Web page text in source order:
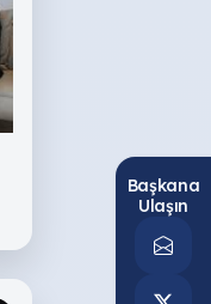
Başkana
Ulaşın